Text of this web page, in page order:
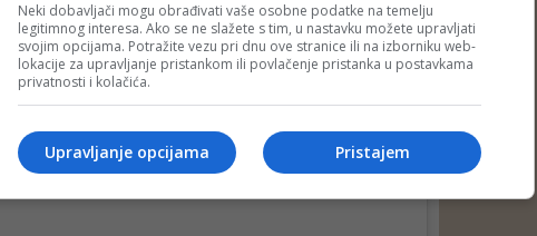
Neki dobavljači mogu obrađivati vaše osobne podatke na temelju
legitimnog interesa. Ako se ne slažete s tim, u nastavku možete upravljati
svojim opcijama. Potražite vezu pri dnu ove stranice ili na izborniku web-
lokacije za upravljanje pristankom ili povlačenje pristanka u postavkama
privatnosti i kolačića.
Pristajem
Upravljanje opcijama